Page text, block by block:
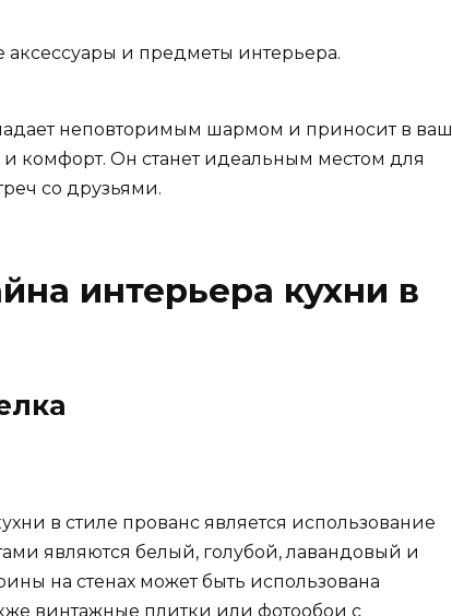
и предметы интерьера.
неповторимым шармом и приносит в ваш
комфорт. Он станет идеальным местом для
со друзьями.
интерьера кухни в
в стиле прованс является использование
являются белый, голубой, лавандовый и
на стенах может быть использована
винтажные плитки или фотообои с